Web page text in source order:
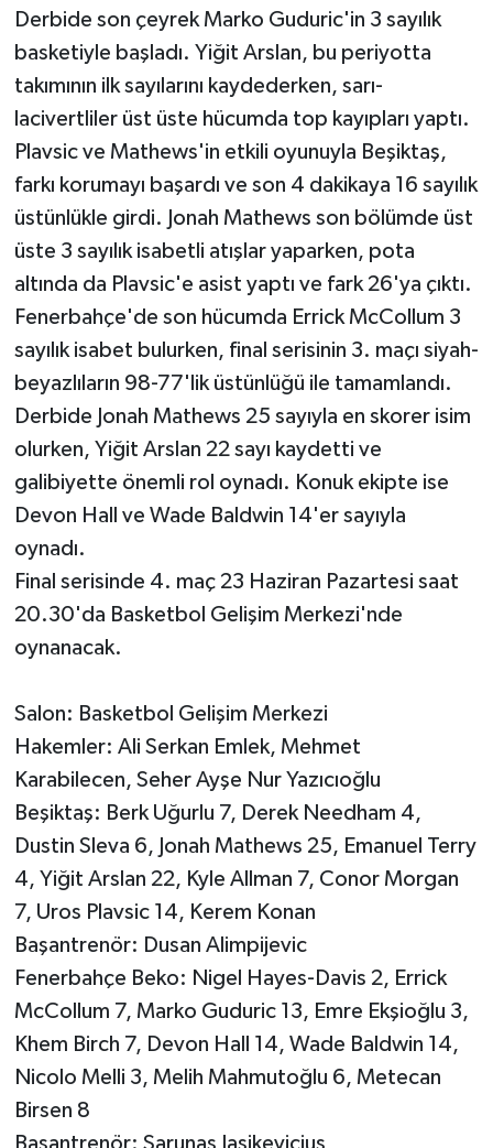
Derbide son çeyrek Marko Guduric'in 3 sayılık
basketiyle başladı. Yiğit Arslan, bu periyotta
takımının ilk sayılarını kaydederken, sarı-
lacivertliler üst üste hücumda top kayıpları yaptı.
Plavsic ve Mathews'in etkili oyunuyla Beşiktaş,
farkı korumayı başardı ve son 4 dakikaya 16 sayılık
üstünlükle girdi. Jonah Mathews son bölümde üst
üste 3 sayılık isabetli atışlar yaparken, pota
altında da Plavsic'e asist yaptı ve fark 26'ya çıktı.
Fenerbahçe'de son hücumda Errick McCollum 3
sayılık isabet bulurken, final serisinin 3. maçı siyah-
beyazlıların 98-77'lik üstünlüğü ile tamamlandı.
Derbide Jonah Mathews 25 sayıyla en skorer isim
olurken, Yiğit Arslan 22 sayı kaydetti ve
galibiyette önemli rol oynadı. Konuk ekipte ise
Devon Hall ve Wade Baldwin 14'er sayıyla
oynadı.
Final serisinde 4. maç 23 Haziran Pazartesi saat
20.30'da Basketbol Gelişim Merkezi'nde
oynanacak.
Salon: Basketbol Gelişim Merkezi
Hakemler: Ali Serkan Emlek, Mehmet
Karabilecen, Seher Ayşe Nur Yazıcıoğlu
Beşiktaş: Berk Uğurlu 7, Derek Needham 4,
Dustin Sleva 6, Jonah Mathews 25, Emanuel Terry
4, Yiğit Arslan 22, Kyle Allman 7, Conor Morgan
7, Uros Plavsic 14, Kerem Konan
Başantrenör: Dusan Alimpijevic
Fenerbahçe Beko: Nigel Hayes-Davis 2, Errick
McCollum 7, Marko Guduric 13, Emre Ekşioğlu 3,
Khem Birch 7, Devon Hall 14, Wade Baldwin 14,
Nicolo Melli 3, Melih Mahmutoğlu 6, Metecan
Birsen 8